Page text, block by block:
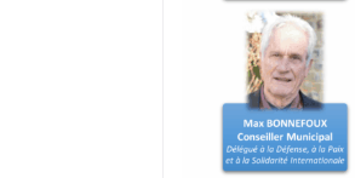
Dans ce cas, il
électorales